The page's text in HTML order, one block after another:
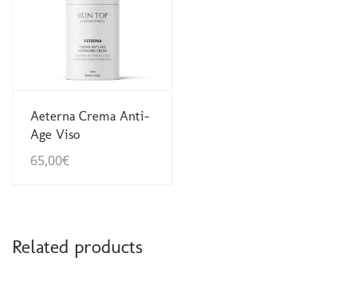
Guarda Dettagli
Aeterna Crema Anti-
Age Viso
65,00€
Related products